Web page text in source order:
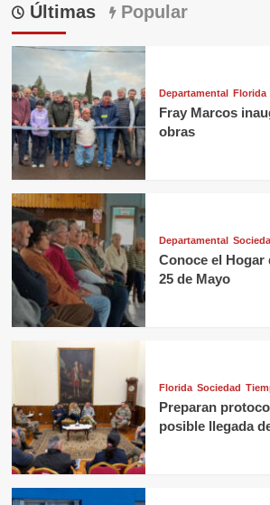
Últimas Popular
Departamental Florida
Fray Marcos
obras
Departamental
Conoce el Hogar
25 de Mayo
Florida Sociedad
Preparan
posible llegada